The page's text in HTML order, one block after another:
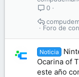
0
Foro de
Noticia
Ocarina of
este año